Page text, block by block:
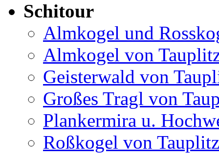
Schitour
Almkogel und
Almkogel von
Geisterwald von
Großes Tragl von
Plankermira u.
Roßkogel von Tauplitz